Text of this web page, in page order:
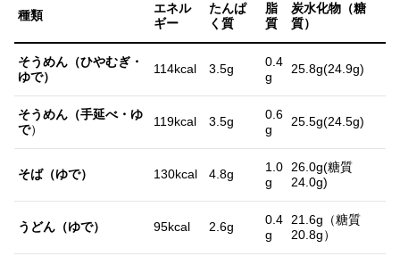
種類
エネル
ギー
たんぱ
く質
脂
質
炭水化物（糖
質）
そうめん（ひやむぎ・
ゆで）
114kcal 3.5g
0.4
g
25.8g(24.9g)
そうめん（手延べ・ゆ
で）
119kcal 3.5g
0.6
g
25.5g(24.5g)
そば（ゆで） 130kcal 4.8g
1.0
g
26.0g(糖質
24.0g)
うどん（ゆで） 95kcal 2.6g
0.4
g
21.6g（糖質
20.8g）